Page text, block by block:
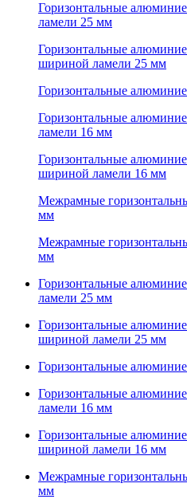
Горизонтальные
ламели 25 мм
Горизонтальные
шириной ламели 25 мм
Горизонтальные
Горизонтальные
ламели 16 мм
Горизонтальные
шириной ламели 16 мм
Межрамные
мм
Межрамные
мм
Горизонтальные
ламели 25 мм
Горизонтальные
шириной ламели 25 мм
Горизонтальные
Горизонтальные
ламели 16 мм
Горизонтальные
шириной ламели 16 мм
Межрамные
мм